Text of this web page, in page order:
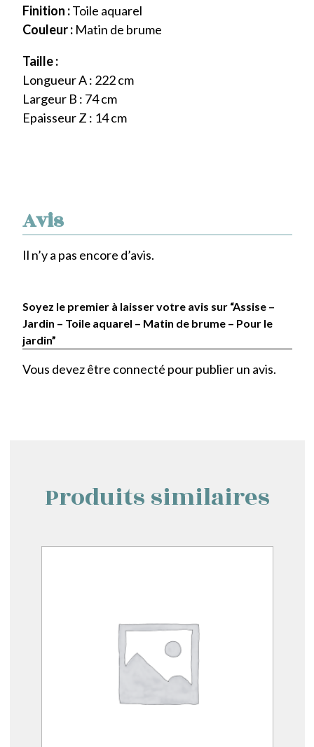
Avis
Il n’y a pas encore d’avis.
Soyez le premier à laisser votre avis sur “Assise –
Jardin – Toile aquarel – Matin de brume – Pour le
jardin”
Vous devez être connecté pour publier un avis.
Finition :Toile aquarel
Couleur : Matin de brume
Taille :
Longueur A : 222 cm
Largeur B : 74 cm
Epaisseur Z : 14 cm
Produits similaires